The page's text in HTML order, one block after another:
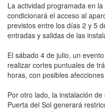
La actividad programada en
condicionará el acceso al
previstos entre los días 2 y 5
entradas y salidas de las
El sábado 4 de julio, un
realizar cortes puntuales de
horas, con posibles
Por otro lado, la instalación
Puerta del Sol generará